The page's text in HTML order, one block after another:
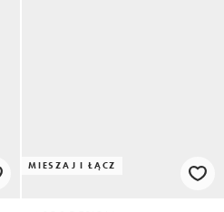
MIESZAJ I ŁĄCZ